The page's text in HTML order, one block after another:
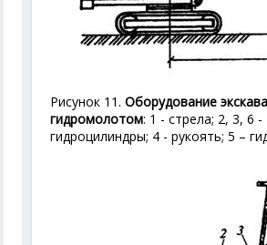
Рисунок 11.Оборудование
гидромолотом: 1 - стрела; 2, 3, 6 -
гидроцилиндры; 4 - рукоять; 5 –